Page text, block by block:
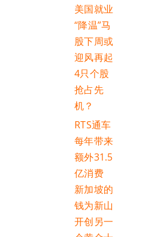
美国就业
“降温”马
股下周或
迎风再起
4只个股
抢占先
机？
RTS通车
每年带来
额外31.5
亿消费
新加坡的
钱为新山
开创另一